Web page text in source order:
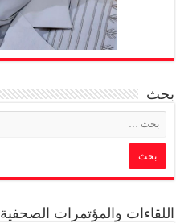
بحث
اللقاءات والمؤتمرات الصحفية